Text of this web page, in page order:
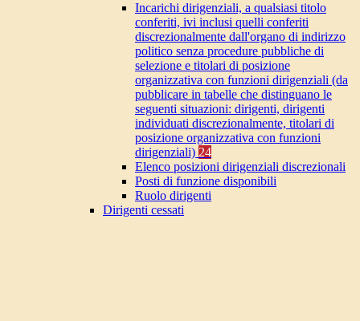
Incarichi dirigenziali, a qualsiasi titolo
conferiti, ivi inclusi quelli conferiti
discrezionalmente dall'organo di indirizzo
politico senza procedure pubbliche di
selezione e titolari di posizione
organizzativa con funzioni dirigenziali (da
pubblicare in tabelle che distinguano le
seguenti situazioni: dirigenti, dirigenti
individuati discrezionalmente, titolari di
posizione organizzativa con funzioni
dirigenziali) 24
Elenco posizioni dirigenziali discrezionali
Posti di funzione disponibili
Ruolo dirigenti
Dirigenti cessati